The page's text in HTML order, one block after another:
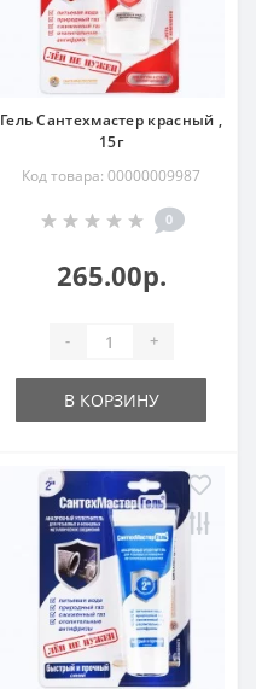
Гель Сантехмастер красный ,
15г
Код товара: 00000009987
0
265.00р.
- +
В КОРЗИНУ